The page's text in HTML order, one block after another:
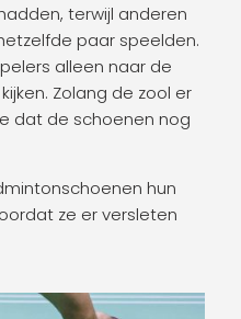
terwijl anderen
paar speelden.
alleen naar de
Zolang de zool er
dat de schoenen nog
hun
ze er versleten